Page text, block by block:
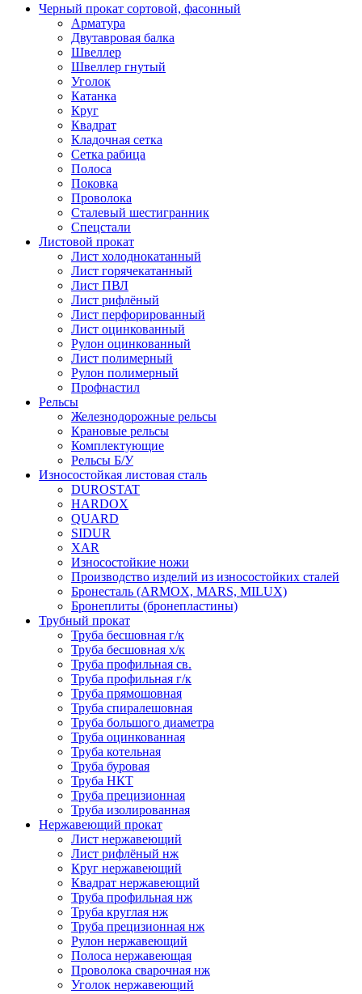
Черный прокат сортовой, фасонный
Арматура
Двутавровая балка
Швеллер
Швеллер гнутый
Уголок
Катанка
Круг
Квадрат
Кладочная сетка
Сетка рабица
Полоса
Поковка
Проволока
Сталевый шестигранник
Спецстали
Листовой прокат
Лист холоднокатанный
Лист горячекатанный
Лист ПВЛ
Лист рифлёный
Лист перфорированный
Лист оцинкованный
Рулон оцинкованный
Лист полимерный
Рулон полимерный
Профнастил
Рельсы
Железнодорожные рельсы
Крановые рельсы
Комплектующие
Рельсы Б/У
Износостойкая листовая сталь
DUROSTAT
HARDOX
QUARD
SIDUR
XAR
Износостойкие ножи
Производство изделий из износостойких сталей
Бронесталь (ARMOX, MARS, MILUX)
Бронеплиты (бронепластины)
Трубный прокат
Труба бесшовная г/к
Труба бесшовная х/к
Труба профильная св.
Труба профильная г/к
Труба прямошовная
Труба спиралешовная
Труба большого диаметра
Труба оцинкованная
Труба котельная
Труба буровая
Труба НКТ
Труба прецизионная
Труба изолированная
Нержавеющий прокат
Лист нержавеющий
Лист рифлёный нж
Круг нержавеющий
Квадрат нержавеющий
Труба профильная нж
Труба круглая нж
Труба прецизионная нж
Рулон нержавеющий
Полоса нержавеющая
Проволока сварочная нж
Уголок нержавеющий